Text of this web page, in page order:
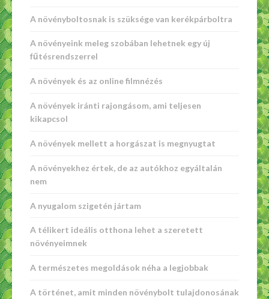
A növényboltosnak is szüksége van kerékpárboltra
A növényeink meleg szobában lehetnek egy új
fűtésrendszerrel
A növények és az online filmnézés
A növények iránti rajongásom, ami teljesen
kikapcsol
A növények mellett a horgászat is megnyugtat
A növényekhez értek, de az autókhoz egyáltalán
nem
A nyugalom szigetén jártam
A télikert ideális otthona lehet a szeretett
növényeimnek
A természetes megoldások néha a legjobbak
A történet, amit minden növénybolt tulajdonosának